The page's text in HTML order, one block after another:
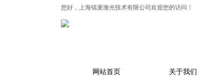
您好， 上海镭麦激光技术有限公司 欢迎您的访问！
网站首页 关于我们